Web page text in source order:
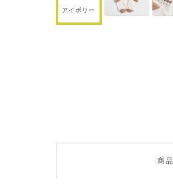
アイボリー
商品